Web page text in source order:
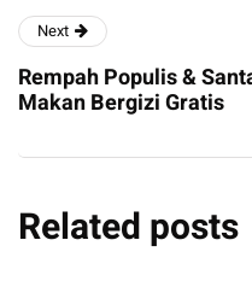
Next
Rempah Populis &
Makan Bergizi Gratis
Related posts